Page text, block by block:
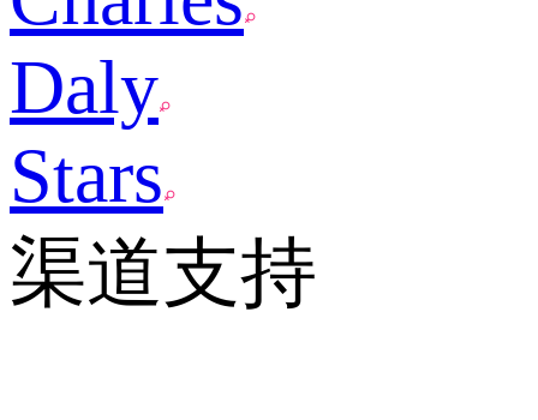
Daly
Stars
渠道支持